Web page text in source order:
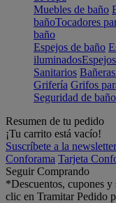
Muebles de baño
bañoTocadores
baño
Espejos de baño
iluminados
Sanitarios Bañeras
Grifería Grifos
Seguridad de baño
Resumen de tu pedido
¡Tu carrito está vacío!
Suscríbete a la newsletter
Conforama Tarjeta
Seguir Comprando
*Descuentos, cupones
clic en Tramitar Pedido